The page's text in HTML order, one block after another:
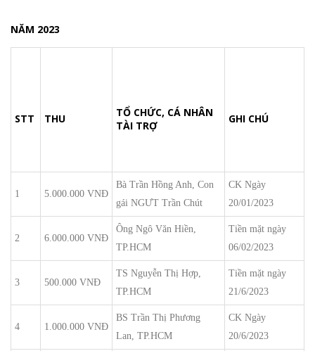
NĂM 2023
STT THU
TỔ CHỨC, CÁ NHÂN
TÀI TRỢ
GHI CHÚ
1 5.000.000 VNĐ
Bà Trần Hồng Anh, Con
gái NGƯT Trần Chút
CK Ngày
20/01/2023
2 6.000.000 VNĐ
Ông Ngô Văn Hiền,
TP.HCM
Tiền mặt ngày
06/02/2023
3 500.000 VNĐ
TS Nguyễn Thị Hợp,
TP.HCM
Tiền mặt ngày
21/6/2023
4 1.000.000 VNĐ
BS Trần Thị Phương
Lan, TP.HCM
CK Ngày
20/6/2023